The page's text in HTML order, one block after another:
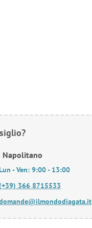
Napolitano
- Ven: 9:00 - 13:00
366 8715533